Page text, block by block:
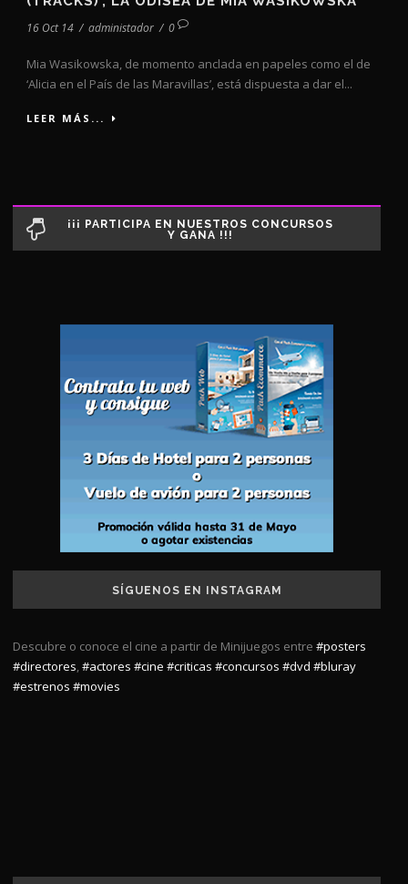
16 Oct 14 / administador / 0
Mia Wasikowska, de momento anclada en papeles como el de
‘Alicia en el País de las Maravillas’, está dispuesta a dar el...
LEER MÁS...
¡¡¡ PARTICIPA EN NUESTROS CONCURSOS
Y GANA !!!
SÍGUENOS EN INSTAGRAM
Descubre o conoce el cine a partir de Minijuegos entre #posters
#directores,#actores #cine #criticas #concursos #dvd #bluray
#estrenos #movies